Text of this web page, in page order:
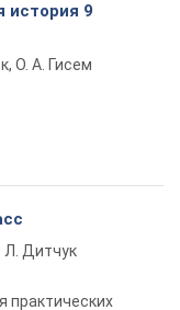
история 9
О. А. Гисем
Л. Дитчук
практических